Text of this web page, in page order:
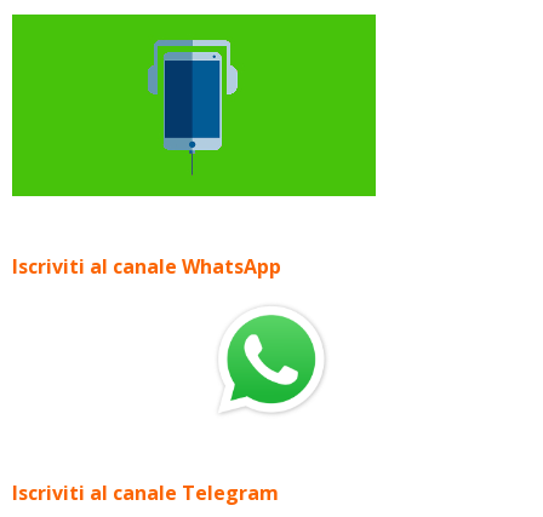
Iscriviti al canale WhatsApp
Iscriviti al canale Telegram